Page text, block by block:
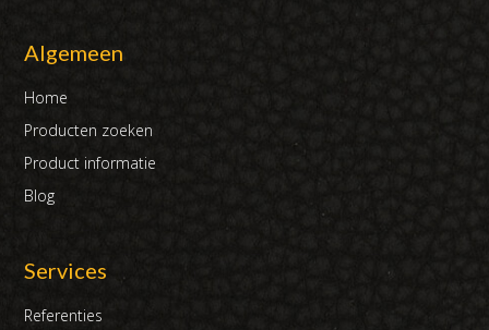
Algemeen
Home
Producten zoeken
Product informatie
Blog
Services
Referenties